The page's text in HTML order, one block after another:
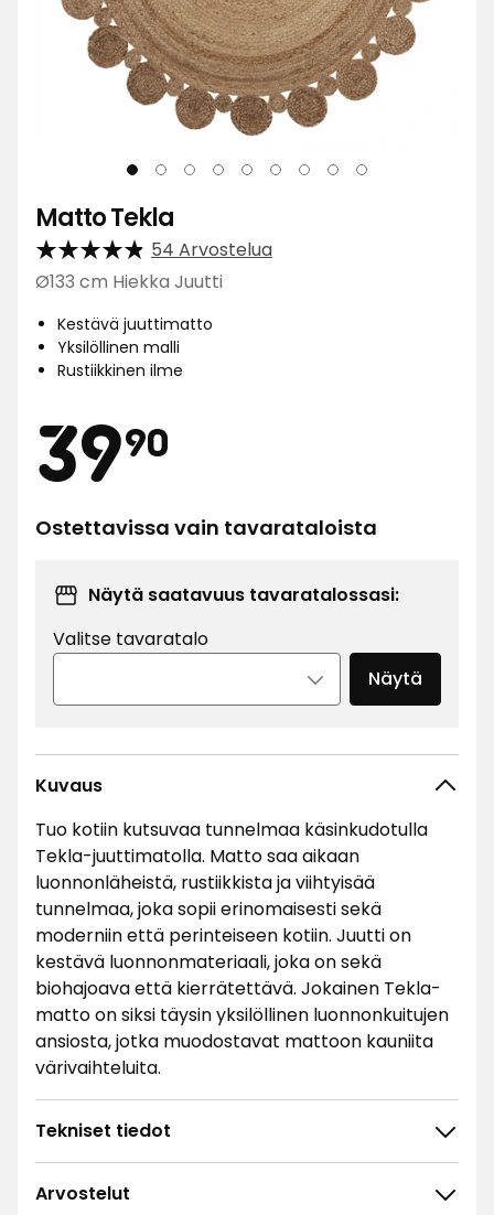
Matto Tekla
54 Arvostelua
Ø133 cm Hiekka Juutti
Kestävä juuttimatto
Yksilöllinen malli
Rustiikkinen ilme
Hinta
3990
€
Ostettavissa vain tavarataloista
Näytä saatavuus tavaratalossasi:
Valitse tavaratalo
Näytä
Kuvaus
Tuo kotiin kutsuvaa tunnelmaa käsinkudotulla
Tekla-juuttimatolla. Matto saa aikaan
luonnonläheistä, rustiikkista ja viihtyisää
tunnelmaa, joka sopii erinomaisesti sekä
moderniin että perinteiseen kotiin. Juutti on
kestävä luonnonmateriaali, joka on sekä
biohajoava että kierrätettävä. Jokainen Tekla-
matto on siksi täysin yksilöllinen luonnonkuitujen
ansiosta, jotka muodostavat mattoon kauniita
värivaihteluita.
Tekniset tiedot
Arvostelut